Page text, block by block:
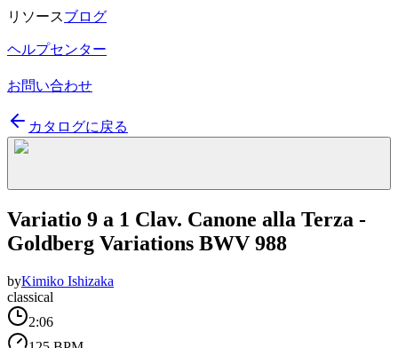
リソースブログ
ヘルプセンター
お問い合わせ
カタログに戻る
Variatio 9 a 1 Clav. Canone alla Terza -
Goldberg Variations BWV 988
byKimiko Ishizaka
classical
2:06